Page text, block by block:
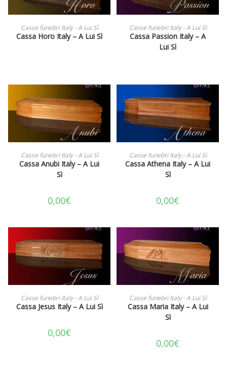
LEGGI TUTTO
Casse funebri Italy - A Lui Sì
Cassa Horo Italy – A Lui Sì
LEGGI TUTTO
Casse funebri Italy - A Lui Sì
Cassa Passion Italy – A
Lui Sì
AGGIUNGI AL CARRELLO
Casse funebri Italy - A Lui Sì
Cassa Anubi Italy – A Lui
Sì
0,00€
AGGIUNGI AL CARRELLO
Casse funebri Italy - A Lui Sì
Cassa Athena Italy – A Lui
Sì
0,00€
AGGIUNGI AL CARRELLO
Casse funebri Italy - A Lui Sì
Cassa Jesus Italy – A Lui Sì
0,00€
AGGIUNGI AL CARRELLO
Casse funebri Italy - A Lui Sì
Cassa Maria Italy – A Lui
Sì
0,00€